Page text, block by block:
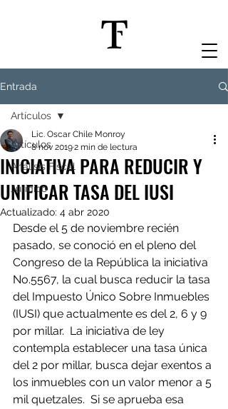
Entrada
Artículos
Análisis Fiscal
Jurídico
Artículos
INICIATIVA PARA REDUCIR Y
UNIFICAR TASA DEL IUSI
Lic. Oscar Chile Monroy
8 nov 20192 min de lectura
Actualizado: 4 abr 2020
Desde el 5 de noviembre recién
pasado, se conoció en el pleno del
Congreso de la República la iniciativa
No.5567, la cual busca reducir la tasa
del Impuesto Único Sobre Inmuebles
(IUSI) que actualmente es del 2, 6 y 9
por millar.  La iniciativa de ley
contempla establecer una tasa única
del 2 por millar, busca dejar exentos a
los inmuebles con un valor menor a 5
mil quetzales.  Si se aprueba esa